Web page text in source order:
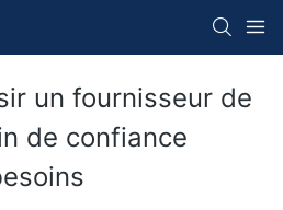
un fournisseur de
de confiance